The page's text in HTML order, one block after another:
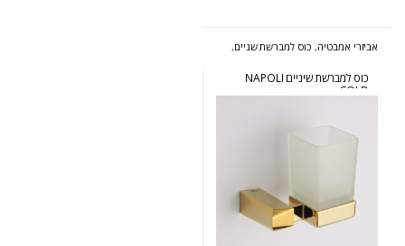
אביזרי אמבטיה, כוס למברשת שניים,
כוס למברשת שיניים NAPOLI
GOLD